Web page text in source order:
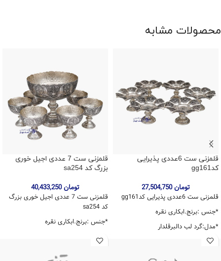
محصولات مشابه
قلمزنی ست 6عددی پذیرایی
کدgg161
تومان27,504,750
قلمزنی ست 6عددی پذیرایی کدgg161
*جنس :برنج.ابکاری نقره
*مدل:گرد لب دالبرقلدار
*طرح :گل و مرغ قلم ریز
قلمزنی ست 7 عددی اجیل خوری
بزرگ کد sa254
تومان40,433,250
قلمزنی ست 7 عددی اجیل خوری بزرگ
کد sa254
*جنس :برنج.ابکاری نقره
*مدل:پایه دار لب دالبر